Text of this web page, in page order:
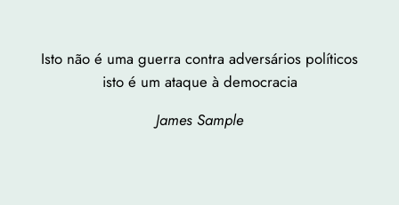
Isto não é uma guerra contra adversários políticos
isto é um ataque à democracia
James Sample